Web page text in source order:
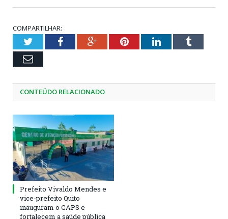
COMPARTILHAR:
TwitterFacebookGoogle+PinterestLinkedInTumblr
Email
CONTEÚDO RELACIONADO
Prefeito Vivaldo Mendes e
vice-prefeito Quito
inauguram o CAPS e
fortalecem a saúde pública